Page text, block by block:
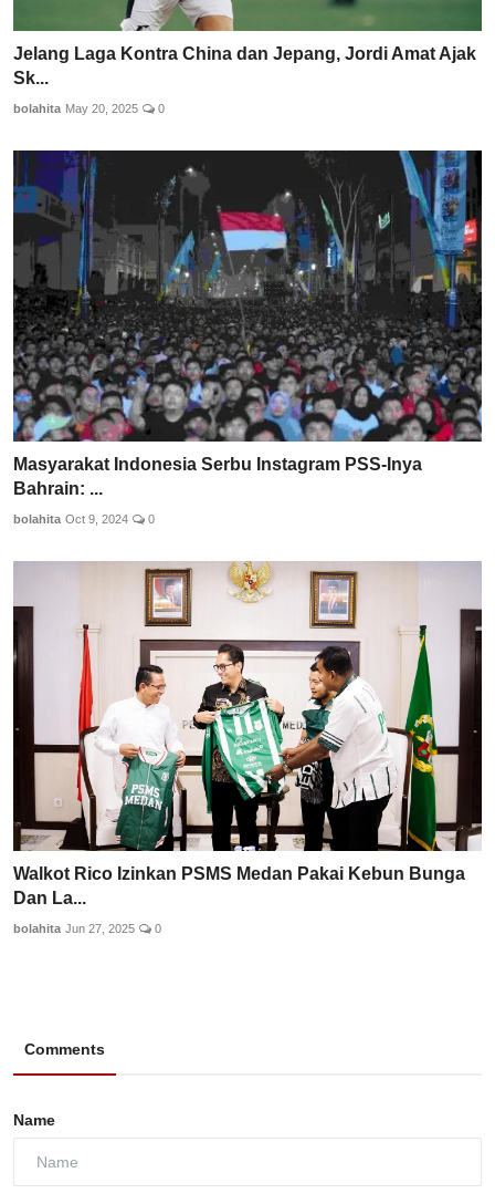
Jelang Laga Kontra China dan Jepang, Jordi Amat Ajak
Sk...
bolahita May 20, 2025 0
Masyarakat Indonesia Serbu Instagram PSS-Inya
Bahrain: ...
bolahita Oct 9, 2024 0
Walkot Rico Izinkan PSMS Medan Pakai Kebun Bunga
Dan La...
bolahita Jun 27, 2025 0
Comments
Name